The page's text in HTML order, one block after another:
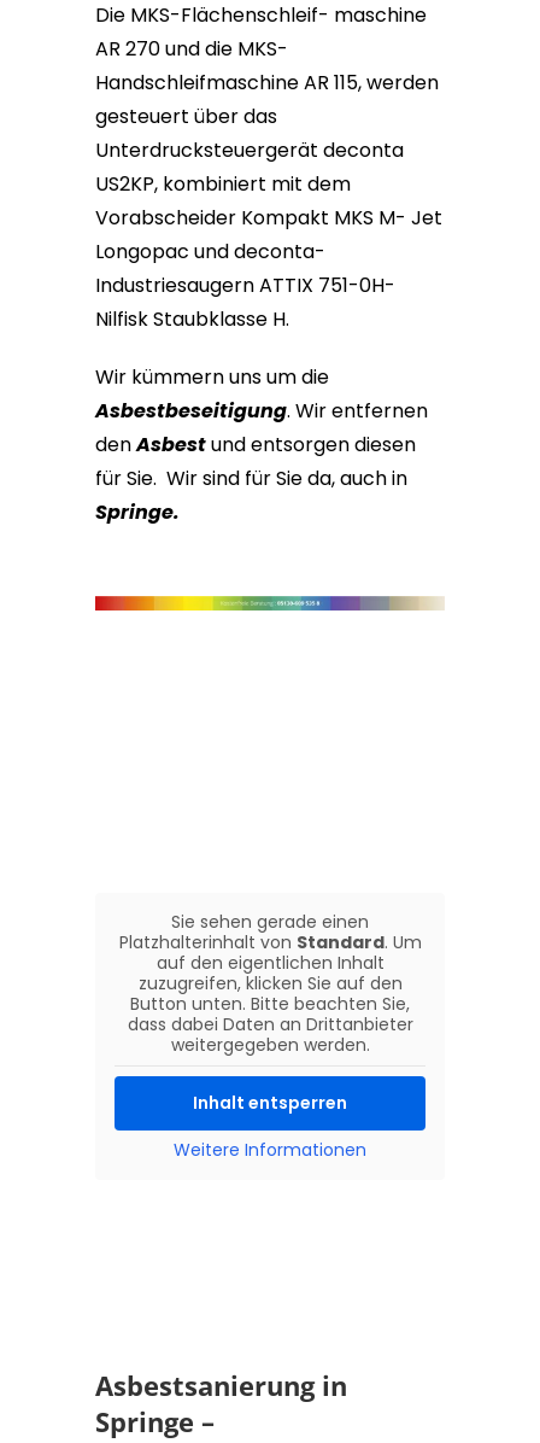
Die MKS-Flächenschleif- maschine
AR 270 und die MKS-
Handschleifmaschine AR 115, werden
gesteuert über das
Unterdrucksteuergerät deconta
US2KP, kombiniert mit dem
Vorabscheider Kompakt MKS M- Jet
Longopac und deconta-
Industriesaugern ATTIX 751-0H-
Nilfisk Staubklasse H.
Wir kümmern uns um die
Asbestbeseitigung. Wir entfernen
denAsbestund entsorgen diesen
für Sie. Wir sind für Sie da, auch in
Springe.
Sie sehen gerade einen
Platzhalterinhalt von Standard. Um
auf den eigentlichen Inhalt
zuzugreifen, klicken Sie auf den
Button unten. Bitte beachten Sie,
dass dabei Daten an Drittanbieter
weitergegeben werden.
Inhalt entsperren
Weitere Informationen
Asbestsanierung in
Springe –